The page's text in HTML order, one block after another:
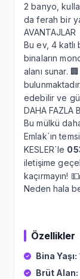
2 banyo,
da ferah bir
AVANTAJLAR
Bu ev, 4 katlı
binaların
alanı sunar.
edebilir ve
DAHA FAZLA
Bu mülkü
Emlak`ın
KESLER`le
iletişime
kaçırmayın!
Neden hala
Özellikler
Bina Yaşı:
Brüt Alan: